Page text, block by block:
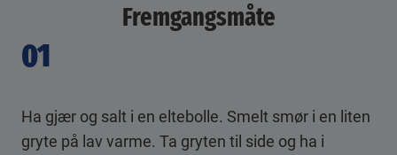
Fremgangsmåte
01
Ha gjær og salt i en eltebolle. Smelt smør i en liten
gryte på lav varme. Ta gryten til side og ha i